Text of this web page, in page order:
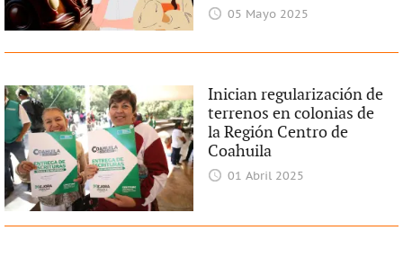
05 Mayo 2025
Inician regularización de
terrenos en colonias de
la Región Centro de
Coahuila
01 Abril 2025